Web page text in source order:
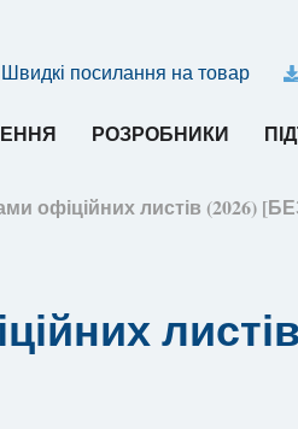
Швидкі посилання на товар
РОЗРОБНИКИ
офіційних листів (2026)